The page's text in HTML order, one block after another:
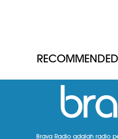
Brava Radio adalah radio